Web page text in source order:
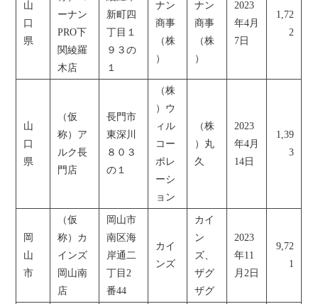
山
口
県
ーナン
PRO下
関綾羅
木店
新町四
丁目１
９３の
１
ナン
商事
（株
）
ナン
商事
（株
）
2023
年4月
7日
1,72
2
山
口
県
（仮
称）ア
ルク長
門店
長門市
東深川
８０３
の１
（株
）ウ
ィル
コー
ポレ
ーシ
ョン
（株
）丸
久
2023
年4月
14日
1,39
3
岡
山
市
（仮
称）カ
インズ
岡山南
店
岡山市
南区海
岸通二
丁目2
番44
カイ
ンズ
カイ
ン
ズ、
ザグ
ザグ
2023
年11
月2日
9,72
1